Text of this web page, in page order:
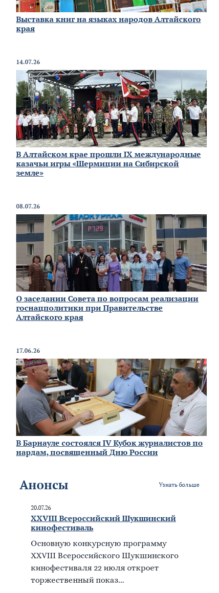
Выставка книг на языках народов Алтайского
края
14.07.26
В Алтайском крае прошли IX международные
казачьи игры «Шермиции на Сибирской
земле»
08.07.26
О заседании Совета по вопросам реализации
госнацполитики при Правительстве
Алтайского края
17.06.26
В Барнауле состоялся IV Кубок журналистов по
нардам, посвященный Дню России
Анонсы Узнать больше
20.07.26
XXVIII Всероссийский Шукшинский
кинофестиваль
Основную конкурсную программу
XXVIII Всероссийского Шукшинского
кинофестиваля 22 июля откроет
торжественный показ...